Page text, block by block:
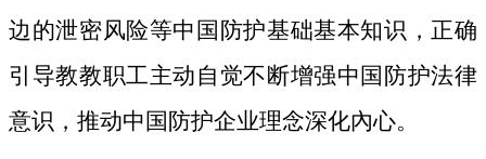
边的泄密风险等中国防护基础基本知识，正确
引导教教职工主动自觉不断增强中国防护法律
意识，推动中国防护企业理念深化內心。